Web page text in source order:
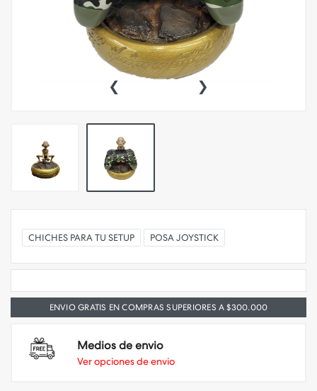
‹ ›
CHICHES PARA TU SETUP POSA JOYSTICK
ENVIO GRATIS EN COMPRAS SUPERIORES A $300.000
Medios de envio
Ver opciones de envio